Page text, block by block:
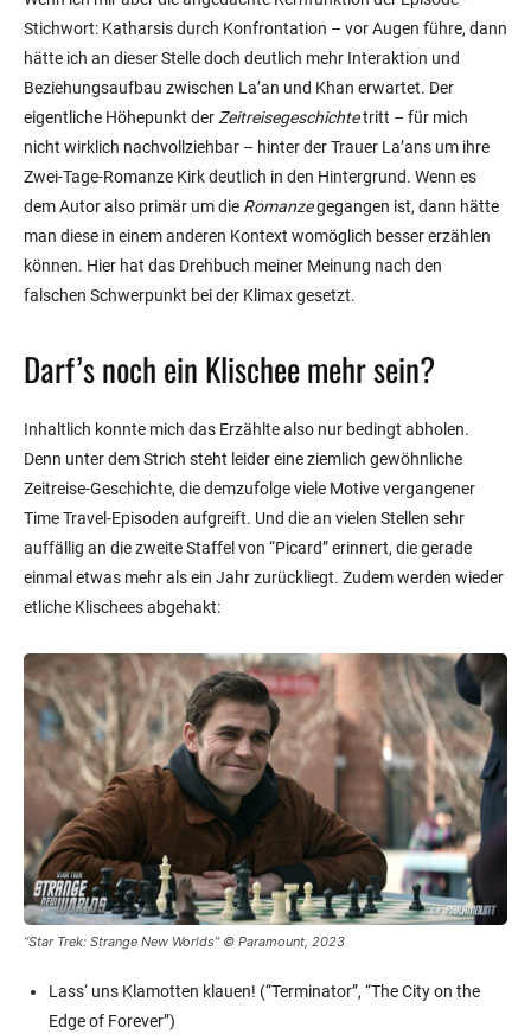
Stichwort: Katharsis durch Konfrontation – vor Augen führe, dann
hätte ich an dieser Stelle doch deutlich mehr Interaktion und
Beziehungsaufbau zwischen La’an und Khan erwartet. Der
eigentliche Höhepunkt der Zeitreisegeschichtetritt – für mich
nicht wirklich nachvollziehbar – hinter der Trauer La’ans um ihre
Zwei-Tage-Romanze Kirk deutlich in den Hintergrund. Wenn es
dem Autor also primär um die Romanzegegangen ist, dann hätte
man diese in einem anderen Kontext womöglich besser erzählen
können. Hier hat das Drehbuch meiner Meinung nach den
falschen Schwerpunkt bei der Klimax gesetzt.
Darf’s noch ein Klischee mehr sein?
Inhaltlich konnte mich das Erzählte also nur bedingt abholen.
Denn unter dem Strich steht leider eine ziemlich gewöhnliche
Zeitreise-Geschichte, die demzufolge viele Motive vergangener
Time Travel-Episoden aufgreift. Und die an vielen Stellen sehr
auffällig an die zweite Staffel von “Picard” erinnert, die gerade
einmal etwas mehr als ein Jahr zurückliegt. Zudem werden wieder
etliche Klischees abgehakt:
“Star Trek: Strange New Worlds” © Paramount, 2023
Lass‘ uns Klamotten klauen! (“Terminator”, “The City on the
Edge of Forever”)